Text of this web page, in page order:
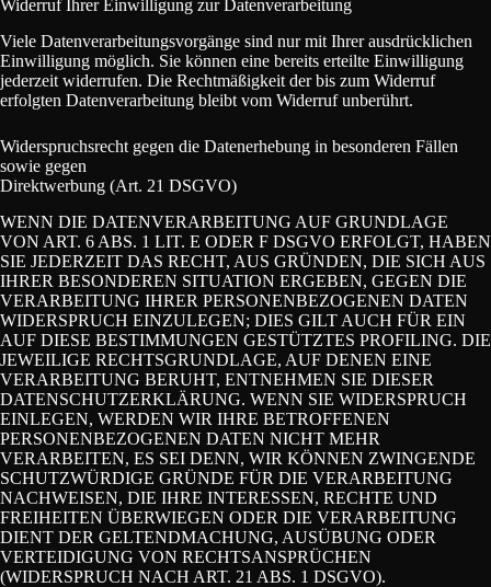
Widerruf Ihrer Einwilligung zur Datenverarbeitung
Viele Datenverarbeitungsvorgänge sind nur mit Ihrer ausdrücklichen
Einwilligung möglich. Sie können eine bereits erteilte Einwilligung
jederzeit widerrufen. Die Rechtmäßigkeit der bis zum Widerruf
erfolgten Datenverarbeitung bleibt vom Widerruf unberührt.
Widerspruchsrecht gegen die Datenerhebung in besonderen Fällen
sowie gegen
Direktwerbung (Art. 21 DSGVO)
WENN DIE DATENVERARBEITUNG AUF GRUNDLAGE
VON ART. 6 ABS. 1 LIT. E ODER F DSGVO ERFOLGT, HABEN
SIE JEDERZEIT DAS RECHT, AUS GRÜNDEN, DIE SICH AUS
IHRER BESONDEREN SITUATION ERGEBEN, GEGEN DIE
VERARBEITUNG IHRER PERSONENBEZOGENEN DATEN
WIDERSPRUCH EINZULEGEN; DIES GILT AUCH FÜR EIN
AUF DIESE BESTIMMUNGEN GESTÜTZTES PROFILING. DIE
JEWEILIGE RECHTSGRUNDLAGE, AUF DENEN EINE
VERARBEITUNG BERUHT, ENTNEHMEN SIE DIESER
DATENSCHUTZERKLÄRUNG. WENN SIE WIDERSPRUCH
EINLEGEN, WERDEN WIR IHRE BETROFFENEN
PERSONENBEZOGENEN DATEN NICHT MEHR
VERARBEITEN, ES SEI DENN, WIR KÖNNEN ZWINGENDE
SCHUTZWÜRDIGE GRÜNDE FÜR DIE VERARBEITUNG
NACHWEISEN, DIE IHRE INTERESSEN, RECHTE UND
FREIHEITEN ÜBERWIEGEN ODER DIE VERARBEITUNG
DIENT DER GELTENDMACHUNG, AUSÜBUNG ODER
VERTEIDIGUNG VON RECHTSANSPRÜCHEN
(WIDERSPRUCH NACH ART. 21 ABS. 1 DSGVO).